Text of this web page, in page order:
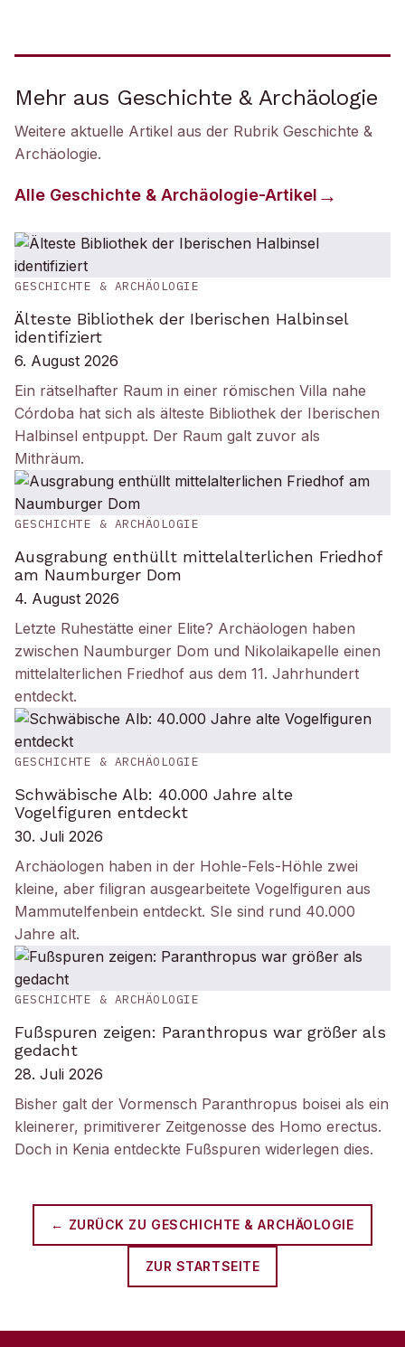
Mehr aus Geschichte & Archäologie
Weitere aktuelle Artikel aus der Rubrik Geschichte &
Archäologie.
Alle Geschichte & Archäologie-Artikel
GESCHICHTE & ARCHÄOLOGIE
Älteste Bibliothek der Iberischen Halbinsel
identifiziert
6. August 2026
Ein rätselhafter Raum in einer römischen Villa nahe
Córdoba hat sich als älteste Bibliothek der Iberischen
Halbinsel entpuppt. Der Raum galt zuvor als
Mithräum.
GESCHICHTE & ARCHÄOLOGIE
Ausgrabung enthüllt mittelalterlichen Friedhof
am Naumburger Dom
4. August 2026
Letzte Ruhestätte einer Elite? Archäologen haben
zwischen Naumburger Dom und Nikolaikapelle einen
mittelalterlichen Friedhof aus dem 11. Jahrhundert
entdeckt.
GESCHICHTE & ARCHÄOLOGIE
Schwäbische Alb: 40.000 Jahre alte
Vogelfiguren entdeckt
30. Juli 2026
Archäologen haben in der Hohle-Fels-Höhle zwei
kleine, aber filigran ausgearbeitete Vogelfiguren aus
Mammutelfenbein entdeckt. SIe sind rund 40.000
Jahre alt.
GESCHICHTE & ARCHÄOLOGIE
Fußspuren zeigen: Paranthropus war größer als
gedacht
28. Juli 2026
Bisher galt der Vormensch Paranthropus boisei als ein
kleinerer, primitiverer Zeitgenosse des Homo erectus.
Doch in Kenia entdeckte Fußspuren widerlegen dies.
← ZURÜCK ZU GESCHICHTE & ARCHÄOLOGIE
ZUR STARTSEITE